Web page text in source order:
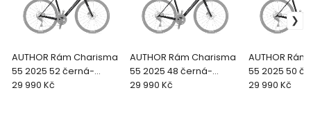
AUTHOR Rám Charisma
55 2025 52 černá-
matná/stříbrná GP2025
29 990 Kč
AUTHOR Rám Charisma
55 2025 48 černá-
matná/stříbrná GP2025
29 990 Kč
AUTHOR
55 2025 50
matná/
29 990 Kč